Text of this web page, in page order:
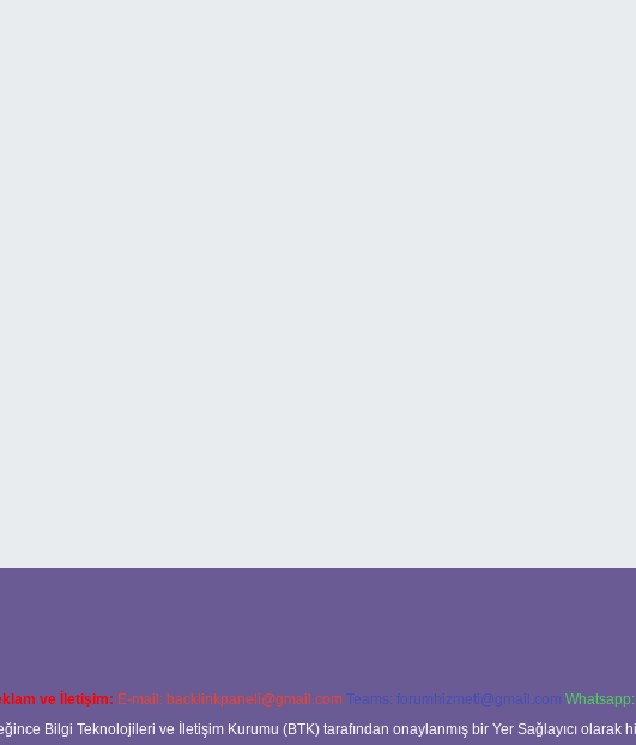
ve İletişim: E-mail: backlinkpaneli@gmail.com Teams: forumhizmeti@gmail.com
Bilgi Teknolojileri ve İletişim Kurumu (BTK) tarafından onaylanmış bir Yer Sağlayıcı